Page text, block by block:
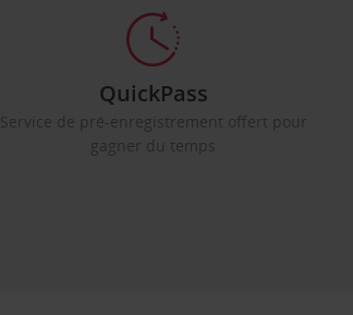
QuickPass
Service de pré-enregistrement offert pour
gagner du temps